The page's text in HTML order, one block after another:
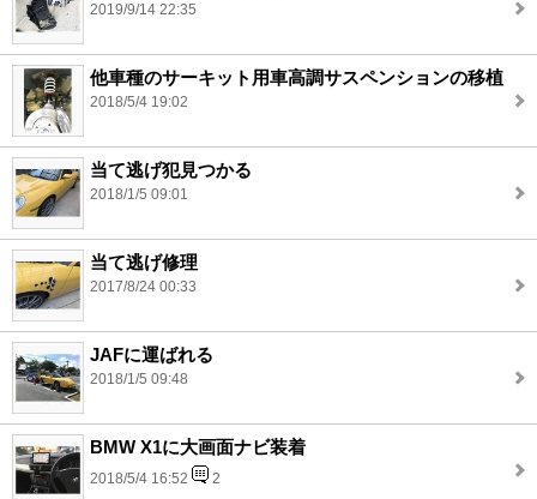
2019/9/14 22:35
他車種のサーキット用車高調サスペンションの移植
2018/5/4 19:02
当て逃げ犯見つかる
2018/1/5 09:01
当て逃げ修理
2017/8/24 00:33
JAFに運ばれる
2018/1/5 09:48
BMW X1に大画面ナビ装着
2018/5/4 16:52 2